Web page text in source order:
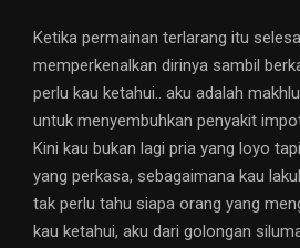
Ketika permainan terlarang itu
memperkenalkan dirinya sambil
perlu kau ketahui.. aku adalah
untuk menyembuhkan penyakit
Kini kau bukan lagi pria yang loyo
yang perkasa, sebagaimana kau
tak perlu tahu siapa orang yang
kau ketahui, aku dari golongan